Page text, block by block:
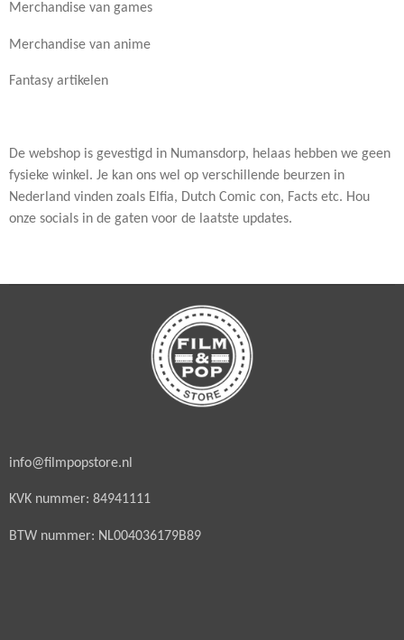
Merchandise van games
Merchandise van anime
Fantasy artikelen
De webshop is gevestigd in Numansdorp, helaas hebben we geen
fysieke winkel. Je kan ons wel op verschillende beurzen in
Nederland vinden zoals Elfia, Dutch Comic con, Facts etc. Hou
onze socials in de gaten voor de laatste updates.
info@filmpopstore.nl
KVK nummer: 84941111
BTW nummer: NL004036179B89